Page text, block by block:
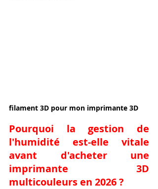
filament 3D pour mon imprimante 3D
Pourquoi la gestion de
l'humidité est-elle vitale
avant d'acheter une
imprimante 3D
multicouleurs en 2026 ?